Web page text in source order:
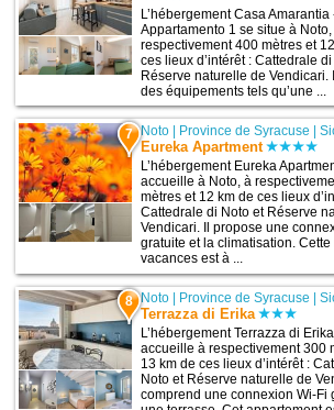
L’hébergement Casa Amarantia
Appartamento 1 se situe à Noto,
respectivement 400 mètres et
ces lieux d’intérêt : Cattedrale
Réserve naturelle de Vendicari.
des équipements tels qu’une ...
7 Noto Province de Syracuse |
Eureka Apartment
L’hébergement Eureka
accueille à Noto, à
mètres et 12 km de ces lieux
Cattedrale di Noto et Réserve
Vendicari. Il propose une
gratuite et la climatisation.
vacances est à ...
8 Noto Province de Syracuse |
Terrazza di Erika
L’hébergement Terrazza di
accueille à respectivement 300
13 km de ces lieux d’intérêt :
Noto et Réserve naturelle de
comprend une connexion Wi-Fi